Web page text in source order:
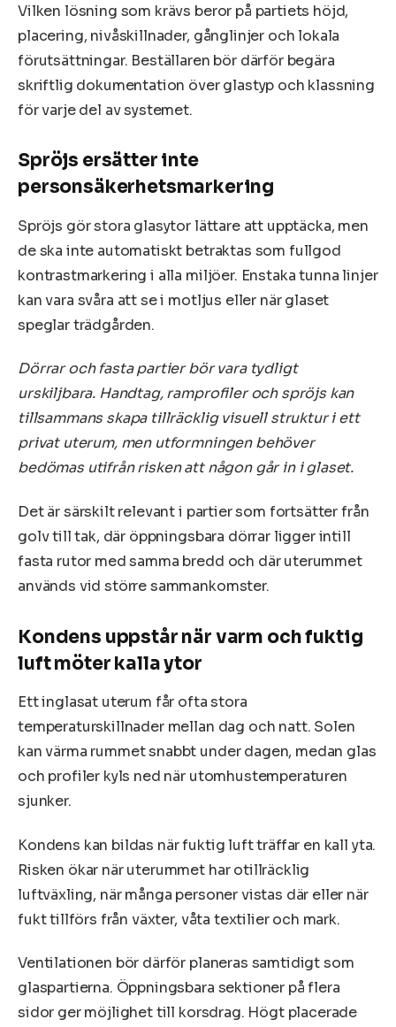
Vilken lösning som krävs beror på partiets höjd,
placering, nivåskillnader, gånglinjer och lokala
förutsättningar. Beställaren bör därför begära
skriftlig dokumentation över glastyp och klassning
för varje del av systemet.
Spröjs ersätter inte
personsäkerhetsmarkering
Spröjs gör stora glasytor lättare att upptäcka, men
de ska inte automatiskt betraktas som fullgod
kontrastmarkering i alla miljöer. Enstaka tunna linjer
kan vara svåra att se i motljus eller när glaset
speglar trädgården.
Dörrar och fasta partier bör vara tydligt
urskiljbara. Handtag, ramprofiler och spröjs kan
tillsammans skapa tillräcklig visuell struktur i ett
privat uterum, men utformningen behöver
bedömas utifrån risken att någon går in i glaset.
Det är särskilt relevant i partier som fortsätter från
golv till tak, där öppningsbara dörrar ligger intill
fasta rutor med samma bredd och där uterummet
används vid större sammankomster.
Kondens uppstår när varm och fuktig
luft möter kalla ytor
Ett inglasat uterum får ofta stora
temperaturskillnader mellan dag och natt. Solen
kan värma rummet snabbt under dagen, medan glas
och profiler kyls ned när utomhustemperaturen
sjunker.
Kondens kan bildas när fuktig luft träffar en kall yta.
Risken ökar när uterummet har otillräcklig
luftväxling, när många personer vistas där eller när
fukt tillförs från växter, våta textilier och mark.
Ventilationen bör därför planeras samtidigt som
glaspartierna. Öppningsbara sektioner på flera
sidor ger möjlighet till korsdrag. Högt placerade